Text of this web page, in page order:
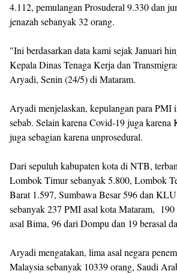
4.112, pemulangan Prosuderal 9.330 dan
jenazah sebanyak 32 orang.
"Ini berdasarkan data kami sejak Januari
Kepala Dinas Tenaga Kerja dan
Aryadi, Senin (24/5) di Mataram.
Aryadi menjelaskan, kepulangan para PMI
sebab. Selain karena Covid-19 juga karena
juga sebagian karena unprosedural.
Dari sepuluh kabupaten kota di NTB,
Lombok Timur sebanyak 5.800, Lombok
Barat 1.597, Sumbawa Besar 596 dan
sebanyak 237 PMI asal kota Mataram, 190
asal Bima, 96 dari Dompu dan 19 berasal
Aryadi mengatakan, lima asal negara
Malaysia sebanyak 10339 orang, Saudi